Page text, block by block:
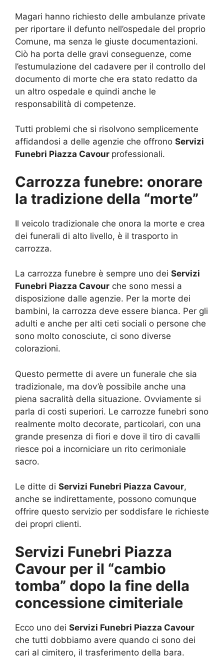
Magari hanno richiesto delle ambulanze private
per riportare il defunto nell’ospedale del proprio
Comune, ma senza le giuste documentazioni.
Ciò ha porta delle gravi conseguenze, come
l’estumulazione del cadavere per il controllo del
documento di morte che era stato redatto da
un altro ospedale e quindi anche le
responsabilità di competenze.
Tutti problemi che si risolvono semplicemente
affidandosi a delle agenzie che offrono Servizi
Funebri Piazza Cavour professionali.
Carrozza funebre: onorare
la tradizione della “morte”
Il veicolo tradizionale che onora la morte e crea
dei funerali di alto livello, è il trasporto in
carrozza.
La carrozza funebre è sempre uno dei Servizi
Funebri Piazza Cavour che sono messi a
disposizione dalle agenzie. Per la morte dei
bambini, la carrozza deve essere bianca. Per gli
adulti e anche per alti ceti sociali o persone che
sono molto conosciute, ci sono diverse
colorazioni.
Questo permette di avere un funerale che sia
tradizionale, ma dov’è possibile anche una
piena sacralità della situazione. Ovviamente si
parla di costi superiori. Le carrozze funebri sono
realmente molto decorate, particolari, con una
grande presenza di fiori e dove il tiro di cavalli
riesce poi a incorniciare un rito cerimoniale
sacro.
Le ditte di Servizi Funebri Piazza Cavour,
anche se indirettamente, possono comunque
offrire questo servizio per soddisfare le richieste
dei propri clienti.
Servizi Funebri Piazza
Cavour per il “cambio
tomba” dopo la fine della
concessione cimiteriale
Ecco uno dei Servizi Funebri Piazza Cavour
che tutti dobbiamo avere quando ci sono dei
cari al cimitero, il trasferimento della bara.